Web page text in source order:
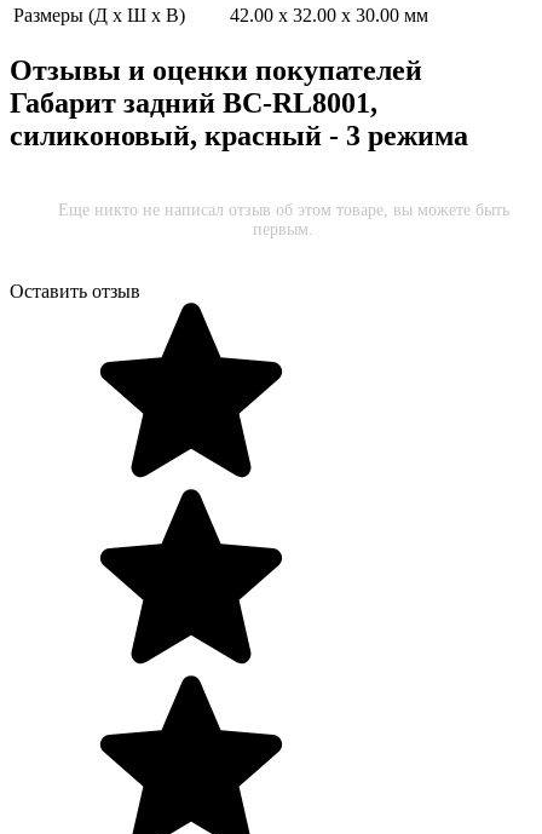
Размеры (Д х Ш х В)
42.00 x 32.00 x 30.00 мм
Отзывы и оценки покупателей
Габарит задний BC-RL8001,
силиконовый, красный - 3 режима
Еще никто не написал отзыв об этом товаре, вы можете быть
первым.
Оставить отзыв